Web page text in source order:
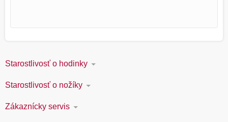
Starostlivosť o hodinky
Starostlivosť o nožíky
Zákaznícky servis